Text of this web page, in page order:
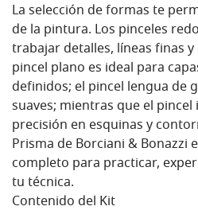
La selección de formas te
de la pintura. Los pinceles
trabajar detalles, líneas finas
pincel plano es ideal para
definidos; el pincel lengua de
suaves; mientras que el
precisión en esquinas y
Prisma de Borciani & Bonazzi
completo para practicar,
tu técnica.
Contenido del Kit